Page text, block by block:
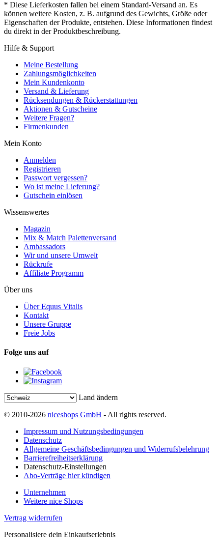
* Diese Lieferkosten fallen bei einem Standard-Versand an. Es
können weitere Kosten, z. B. aufgrund des Gewichts, Größe oder
Eigenschaften der Produkte, entstehen. Diese Informationen findest
du direkt in der Produktbeschreibung.
Hilfe & Support
Meine Bestellung
Zahlungsmöglichkeiten
Mein Kundenkonto
Versand & Lieferung
Rücksendungen & Rückerstattungen
Aktionen & Gutscheine
Weitere Fragen?
Firmenkunden
Mein Konto
Anmelden
Registrieren
Passwort vergessen?
Wo ist meine Lieferung?
Gutschein einlösen
Wissenswertes
Magazin
Mix & Match Palettenversand
Ambassadors
Wir und unsere Umwelt
Rückrufe
Affiliate Programm
Über uns
Über Equus Vitalis
Kontakt
Unsere Gruppe
Freie Jobs
Folge uns auf
Land ändern
© 2010-2026 niceshops GmbH - All rights reserved.
Impressum und Nutzungsbedingungen
Datenschutz
Allgemeine Geschäftsbedingungen und Widerrufsbelehrung
Barrierefreiheitserklärung
Datenschutz-Einstellungen
Abo-Verträge hier kündigen
Unternehmen
Weitere nice Shops
Vertrag widerrufen
Personalisiere dein Einkaufserlebnis